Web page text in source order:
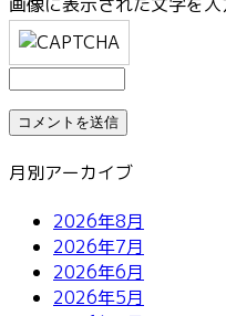
月別アーカイブ
2026年8月
2026年7月
2026年6月
2026年5月